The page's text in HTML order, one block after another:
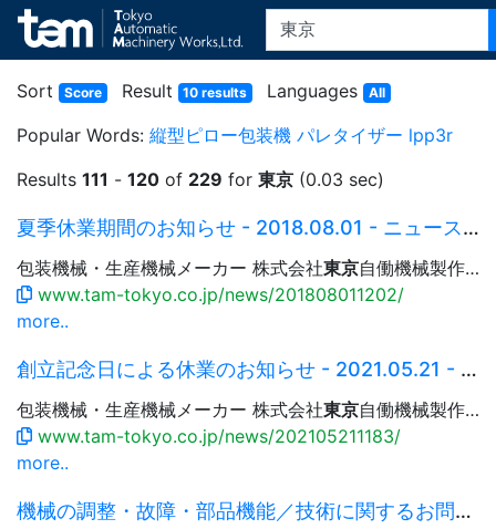
Sort Score Result 10 results Languages All
Popular Words: 縦型ピロー包装機 パレタイザー lpp3r
Results 111 - 120 of 229 for 東京 (0.03 sec)
夏季休業期間のお知らせ - 2018.08.01 - ニュース | TAM -
包装機械・生産機械メーカー 株式会社東京自働機械製作所 Language 日本語 English 简体中文 繁體中文 한국어...
www.tam-tokyo.co.jp/news/201808011202/
more..
創立記念日による休業のお知らせ - 2021.05.21 - ニュース | TAM -
包装機械・生産機械メーカー 株式会社東京自働機械製作所 Language 日本語 English 简体中文 繁體中文 한국어...
www.tam-tokyo.co.jp/news/202105211183/
more..
機械の調整・故障・部品機能／技術に関するお問い合わせ | TAM -